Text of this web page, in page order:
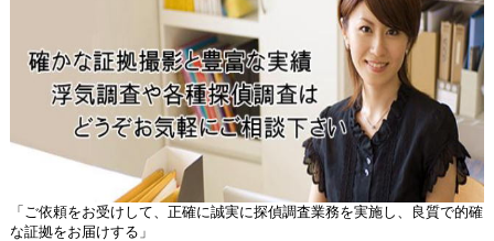
「ご依頼をお受けして、正確に誠実に探偵調査業務を実施し、良質で的確
な証拠をお届けする」